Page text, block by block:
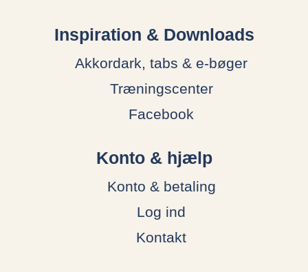
Inspiration & Downloads
Akkordark, tabs & e-bøger
Træningscenter
Facebook
Konto & hjælp
Konto & betaling
Log ind
Kontakt